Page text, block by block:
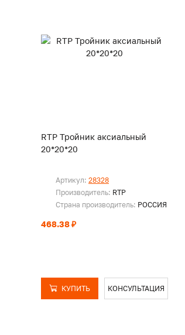
RTP Тройник аксиальный
20*20*20
Артикул: 28328
Производитель: RTP
Страна производитель: РОССИЯ
468.38 ₽
КУПИТЬ КОНСУЛЬТАЦИЯ